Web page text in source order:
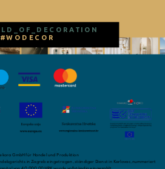
#WODECOR
GmbH für Handel und Produktion
in Zagreb eingetragen, ständiger Dienst in Karlovac, nummeriert